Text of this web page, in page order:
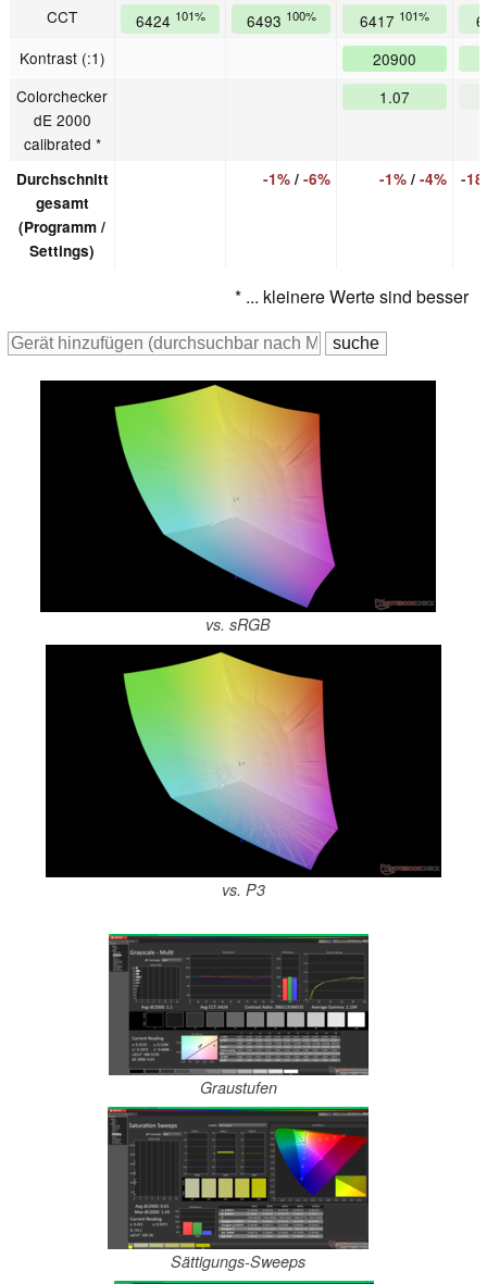
CCT 6424 101% 6493 100% 6417 101%
Kontrast (:1)
20900
Colorchecker
dE 2000
calibrated *
1.07
Durchschnitt
gesamt
(Programm /
Settings)
-1%/ -6% -1%/ -4% -
* ... kleinere Werte sind besser
vs. sRGB
vs. P3
Graustufen
Sättigungs-Sweeps